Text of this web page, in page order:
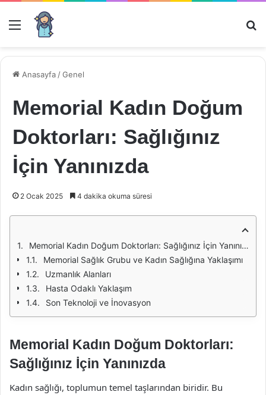
Menü
Anasayfa /Genel
Memorial Kadın Doğum
Doktorları: Sağlığınız
İçin Yanınızda
2 Ocak 2025 4 dakika okuma süresi
Memorial Kadın Doğum Doktorları: Sağlığınız İçin Yanınızda
Memorial Sağlık Grubu ve Kadın Sağlığına Yaklaşımı
Uzmanlık Alanları
Hasta Odaklı Yaklaşım
Son Teknoloji ve İnovasyon
Memorial Kadın Doğum Doktorları:
Sağlığınız İçin Yanınızda
Kadın sağlığı, toplumun temel taşlarından biridir. Bu